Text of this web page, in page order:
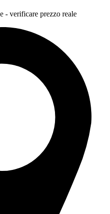
- verificare prezzo reale